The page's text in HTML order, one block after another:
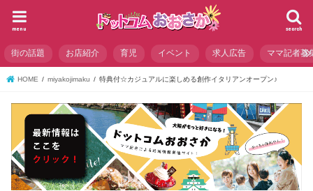
search
menu
街の話題 お店紹介 育児 イベント 求人広告 ママ記者募
HOME miyakojimaku 特典付☆カジュアルに楽しめる創作イタリアンオープン♪